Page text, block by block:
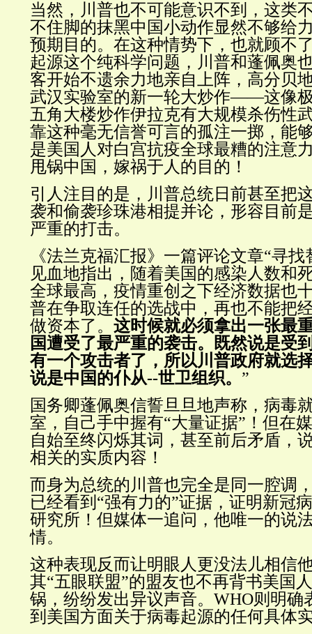
当然，川普也不可能意识不到，这类
不住脚的抹黑中国小动作显然不够给
预期目的。在这种情势下，也就顾不
起源这个纯科学问题，川普和蓬佩奥
客开始不遗余力地亲自上阵， 高分贝
武汉实验室的新一轮大炒作——这像极
五角大楼炒作伊拉克有大规模杀伤性
靠这种毫无信誉可言的孤注一掷，能
是美国人对白宫抗疫全球最糟的注意
甩锅中国，嫁祸于人的目的！
引人注目的是， 川普总统日前甚至把
袭和偷袭珍珠港相提并论，形容目前
严重的打击。
《法兰克福汇报》一篇评论文章“寻
见血地指出，随着美国的感染人数和
全球最高，疫情重创之下经济数据也
普在争取连任的选战中，再也不能把
做资本了。 这时候就必须拿出一张最
国遭受了最严重的袭击。既然说是受
有一个攻击者了，所以川普政府就选
说是中国的仆从--世卫组织。 ”
国务卿蓬佩奥信誓旦旦地声称， 病毒
室， 自己手中握有“大量证据”！但在
自始至终闪烁其词，甚至前后矛盾，
相关的实质内容！
而身为总统的川普也完全是同一腔调
已经看到“强有力的”证据，证明新冠
研究所！但媒体一追问，他唯一的说
情。
这种表现反而让明眼人更没法儿相信
其“五眼联盟”的盟友也不再背书美国
锅，纷纷发出异议声音。 WHO则明确
到美国方面关于病毒起源的任何具体